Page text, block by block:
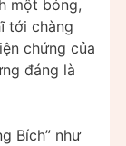
một bóng,
tới chàng
chứng của
đáng là
Bích” như